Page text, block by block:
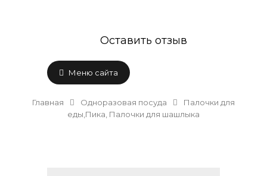
Оставить отзыв
Меню сайта
Главная Одноразовая посуда
Палочки для
еды,Пика, Палочки для шашлыка